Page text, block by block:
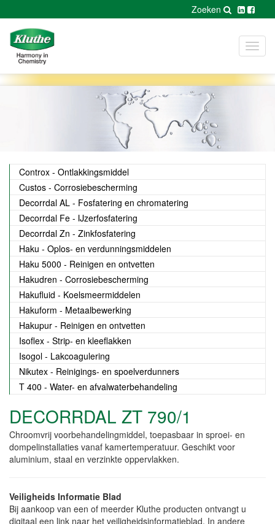
Zoeken
Controx - Ontlakkingsmiddel
Custos - Corrosiebescherming
Decorrdal AL - Fosfatering en chromatering
Decorrdal Fe - IJzerfosfatering
Decorrdal Zn - Zinkfosfatering
Haku - Oplos- en verdunningsmiddelen
Haku 5000 - Reinigen en ontvetten
Hakudren - Corrosiebescherming
Hakufluid - Koelsmeermiddelen
Hakuform - Metaalbewerking
Hakupur - Reinigen en ontvetten
Isoflex - Strip- en kleeflakken
Isogol - Lakcoagulering
Nikutex - Reinigings- en spoelverdunners
T 400 - Water- en afvalwaterbehandeling
DECORRDAL ZT 790/1
Chroomvrij voorbehandelingmiddel, toepasbaar in sproei- en
dompelinstallaties vanaf kamertemperatuur. Geschikt voor
aluminium, staal en verzinkte oppervlakken.
Veiligheids Informatie Blad
Bij aankoop van een of meerder Kluthe producten ontvangt u
digitaal een link naar het veiligheidsinformatieblad. In andere